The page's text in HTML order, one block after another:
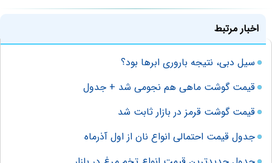
اخبار مرتبط
سیل دبی، نتیجه باروری ابرها بود؟
قیمت گوشت ماهی هم نجومی شد + جدول
قیمت گوشت قرمز در بازار ثابت شد
جدول قیمت‌ احتمالی انواع نان از اول آذرماه